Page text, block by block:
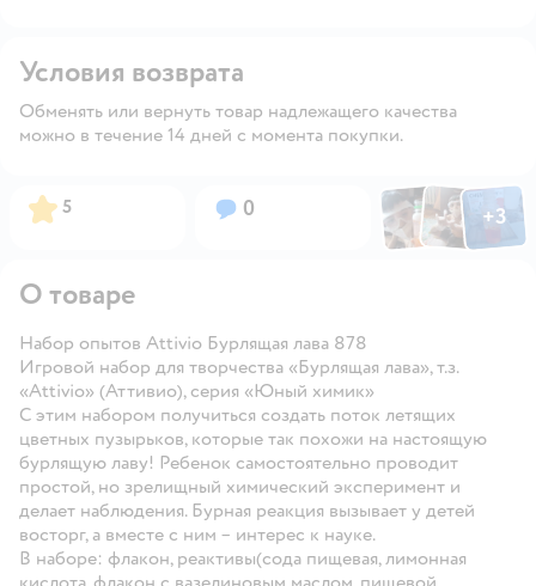
Условия возврата
Обменять или вернуть товар надлежащего качества
можно в течение 14 дней с момента покупки.
Рейтинг:
5 Вопросов:
0 ФотоФотоФото
+3
Открыть
О товаре
Набор опытов Attivio Бурлящая лава 878
Игровой набор для творчества «Бурлящая лава», т.з.
«Attivio» (Аттивио), серия «Юный химик»
С этим набором получиться создать поток летящих
цветных пузырьков, которые так похожи на настоящую
бурлящую лаву! Ребенок самостоятельно проводит
простой, но зрелищный химический эксперимент и
делает наблюдения. Бурная реакция вызывает у детей
восторг, а вместе с ним – интерес к науке.
В наборе: флакон, реактивы(сода пищевая, лимонная